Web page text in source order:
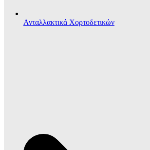
Ανταλλακτικά Χορτοδετικών